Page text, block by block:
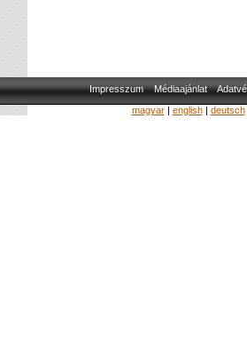
Impresszum Médiaajánlat
magyar| english| deutsch